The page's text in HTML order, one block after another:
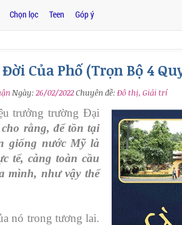
Chọn lọc Teen Góp ý
Của Phố (Trọn Bộ 4
Ngày: 26/02/2022Chuyên đề: Đô thị, Giải trí
trưởng trường Đại
rằng, để tồn tại
giống nước Mỹ là
tế, càng toàn cầu
mình, như vậy thế
nó trong tương lai.